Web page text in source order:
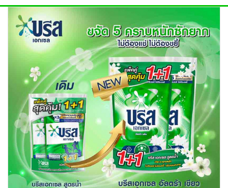
ย้อนกลับ
เครื่องดื่มและผงชงดื่ม
เครื่องปรุงรสและของแห้ง
ขนมขบเคี้ยว และช็อคโกแลต
อาหารสด ผัก ผลไม้และเบเกอรี่
ย้อนกลับ
ย้อนกลับ
ย้อนกลับ
ย้อนกลับ
ย้อนกลับ
ย้อนกลับ
ย้อนกลับ
มือถือ
ย้อนกลับ
ย้อนกลับ
พระเครื่อง test pop
ย้อนกลับ